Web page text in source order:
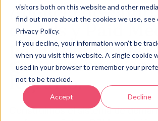
visitors both on this website and other
find out more about the cookies we use, see
Privacy Policy.
If you decline, your information won’t be
when you visit this website. A single cookie
used in your browser to remember your
not to be tracked.
Accept Decline
Agencia de
de Ads y Paid
para vender más
gastar menos en
lograrlo.
Construimos el sistema de